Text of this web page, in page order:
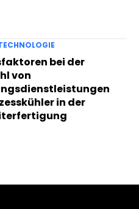
bei der
von
in der